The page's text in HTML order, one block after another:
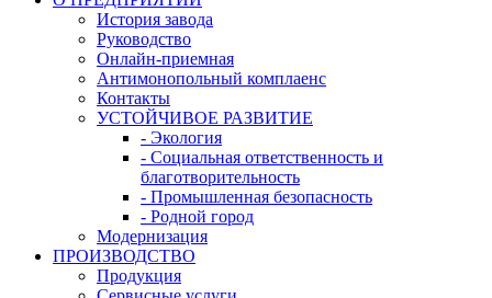
История завода
Руководство
Онлайн-приемная
Антимонопольный комплаенс
Контакты
УСТОЙЧИВОЕ РАЗВИТИЕ
- Экология
- Социальная ответственность и
благотворительность
- Промышленная безопасность
- Родной город
Модернизация
ПРОИЗВОДСТВО
Продукция